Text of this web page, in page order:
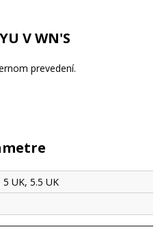
V WN'S
prevedení.
5 UK, 5.5 UK